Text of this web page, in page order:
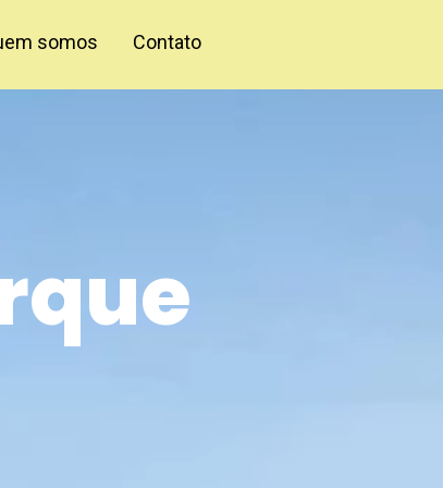
somos Contato